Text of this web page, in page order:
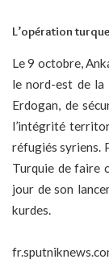
L’opération
Le 9 octobre,
le nord-est de la
Erdogan, de
l’intégrité
réfugiés syriens.
Turquie de faire
jour de son
kurdes.